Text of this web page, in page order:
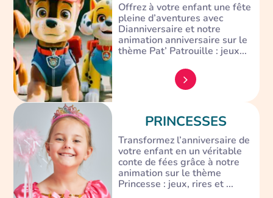
Offrez à votre enfant une fête
pleine d’aventures avec
Dianniversaire et notre
animation anniversaire sur le
thème Pat’ Patrouille : jeux...
PRINCESSES
Transformez l’anniversaire de
votre enfant en un véritable
conte de fées grâce à notre
animation sur le thème
Princesse : jeux, rires et ...